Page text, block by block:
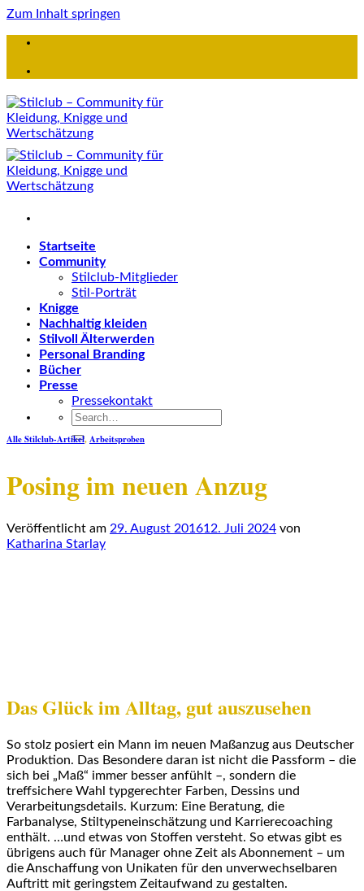
Zum Inhalt springen
Startseite
Community
Stilclub-Mitglieder
Stil-Porträt
Knigge
Nachhaltig kleiden
Stilvoll Älterwerden
Personal Branding
Bücher
Presse
Pressekontakt
Alle Stilclub-Artikel,Arbeitsproben
Posing im neuen Anzug
Veröffentlicht am 29. August 201612. Juli 2024 von
Katharina Starlay
Das Glück im Alltag, gut auszusehen
So stolz posiert ein Mann im neuen Maßanzug aus Deutscher
Produktion. Das Besondere daran ist nicht die Passform – die
sich bei „Maß“ immer besser anfühlt –, sondern die
treffsichere Wahl typgerechter Farben, Dessins und
Verarbeitungsdetails. Kurzum: Eine Beratung, die
Farbanalyse, Stiltypeneinschätzung und Karrierecoaching
enthält. …und etwas von Stoffen versteht. So etwas gibt es
übrigens auch für Manager ohne Zeit als Abonnement – um
die Anschaffung von Unikaten für den unverwechselbaren
Auftritt mit geringstem Zeitaufwand zu gestalten.